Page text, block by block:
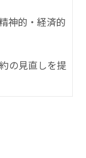
神的・経済的
の見直しを提